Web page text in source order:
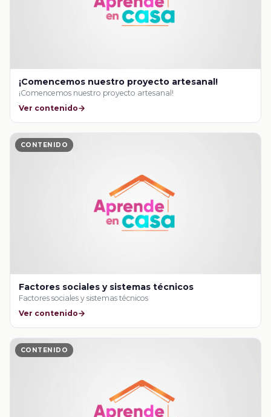
¡Comencemos nuestro proyecto artesanal!
¡Comencemos nuestro proyecto artesanal!
Ver contenido
CONTENIDO
Factores sociales y sistemas técnicos
Factores sociales y sistemas técnicos
Ver contenido
CONTENIDO